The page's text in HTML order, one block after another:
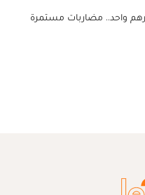
واحد.. مضاربات مستمرة